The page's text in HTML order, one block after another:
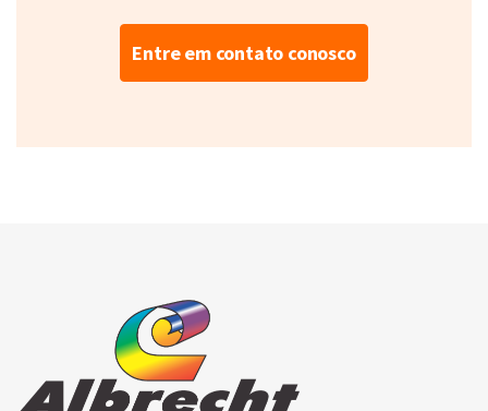
Entre em contato conosco